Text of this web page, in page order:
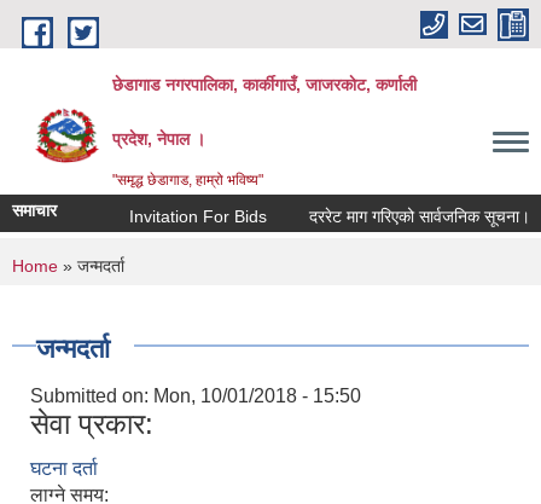
Skip to main content
छेडागाड नगरपालिका, कार्कीगाउँ, जाजरकाेट, कर्णाली
प्रदेश, नेपाल ।
"समृद्ध छेडागाड, हाम्रो भविष्य"
समाचार Invitation For Bids दररेट माग गरिएको सार्वजनिक सूचना।
You are here
Home » जन्मदर्ता
जन्मदर्ता
Submitted on: Mon, 10/01/2018 - 15:50
सेवा प्रकार:
घटना दर्ता
लाग्ने समय: